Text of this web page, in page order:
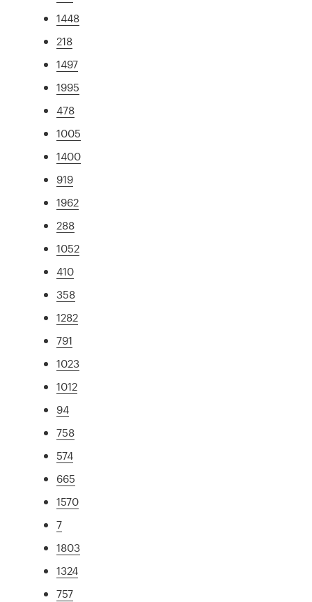
1448
218
1497
1995
478
1005
1400
919
1962
288
1052
410
358
1282
791
1023
1012
94
758
574
665
1570
7
1803
1324
757